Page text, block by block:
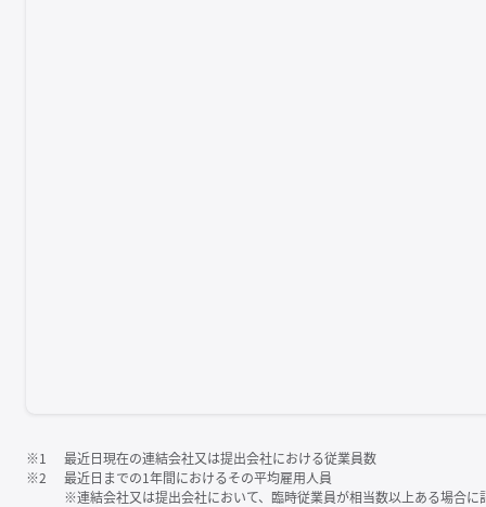
※1
最近日現在の連結会社又は提出会社における従業員数
※2
最近日までの1年間におけるその平均雇用人員
※連結会社又は提出会社において、臨時従業員が相当数以上ある場合に